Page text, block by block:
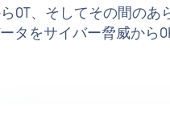
らOT、そしてその間の
をサイバー脅威から